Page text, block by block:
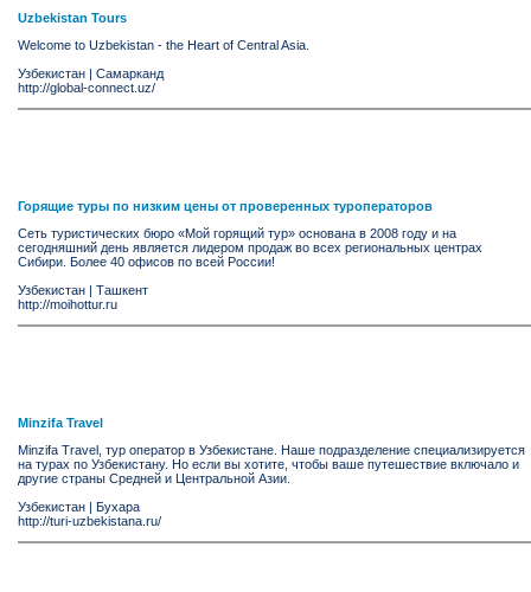
Uzbekistan Tours
Welcome to Uzbekistan - the Heart of Central Asia.
Узбекистан | Самарканд
http://global-connect.uz/
Горящие туры по низким цены от проверенных туроператоров
Сеть туристических бюро «Мой горящий тур» основана в 2008 году и на
сегодняшний день является лидером продаж во всех региональных центрах
Сибири. Более 40 офисов по всей России!
Узбекистан | Ташкент
http://moihottur.ru
Minzifa Travel
Minzifa Travel, тур оператор в Узбекистане. Наше подразделение специализируется
на турах по Узбекистану. Но если вы хотите, чтобы ваше путешеcтвие включало и
другие страны Средней и Центральной Азии.
Узбекистан | Бухара
http://turi-uzbekistana.ru/